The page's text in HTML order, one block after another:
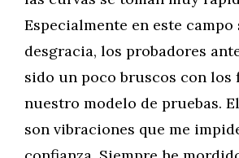
Especialmente en este
desgracia, los probadores
sido un poco bruscos con los
nuestro modelo de pruebas.
son vibraciones que me